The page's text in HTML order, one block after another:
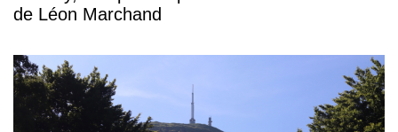
de Léon Marchand